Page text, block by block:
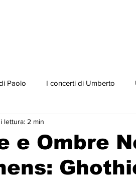
Paolo I concerti di Umberto
Playlist
e Ombre
lettura: 2 min